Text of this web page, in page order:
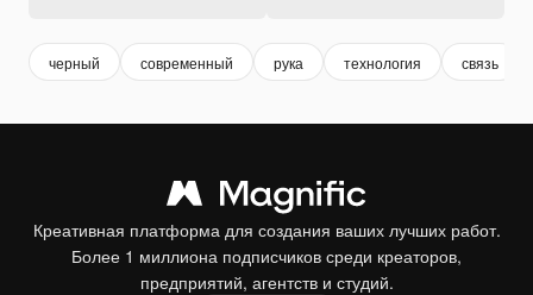
черный современный рука технология связь
Креативная платформа для создания ваших лучших работ.
Более 1 миллиона подписчиков среди креаторов,
предприятий, агентств и студий.